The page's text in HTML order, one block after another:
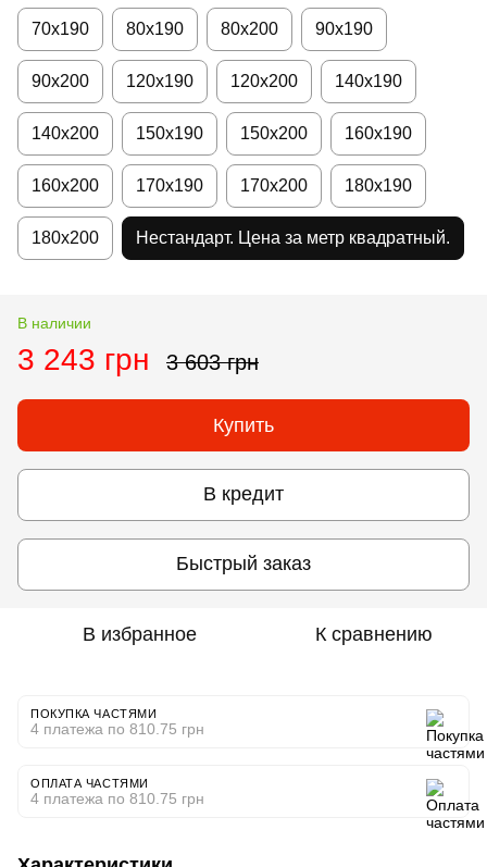
70x190 80х190 80х200 90х190
90х200 120х190 120х200 140х190
140х200 150х190 150х200 160х190
160х200 170х190 170х200 180х190
180х200 Нестандарт. Цена за метр квадратный.
В наличии
3 243 грн 3 603 грн
Купить
В кредит
Быстрый заказ
В избранное К сравнению
ПОКУПКА ЧАСТЯМИ
4 платежа по 810.75 грн
ОПЛАТА ЧАСТЯМИ
4 платежа по 810.75 грн